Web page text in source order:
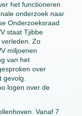
het functioneren
onderzoek naar
Onderzoeksraad
staat Tjibbe
Zo
miljoenen
van het
over
gevolg.
logen over de
Vanaf 7